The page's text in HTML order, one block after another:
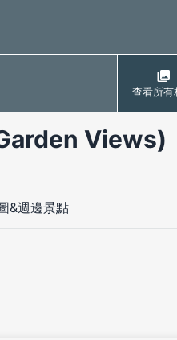
查看所有
Views)
&週邊景點